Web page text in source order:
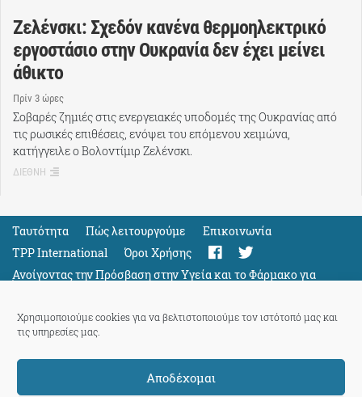
Χρησιμοποιούμε cookies για να βελτιστοποιούμε τον ιστότοπό μας και
τις υπηρεσίες μας.
Αποδέχομαι
Ζελένσκι: Σχεδόν κανένα θερμοηλεκτρικό
εργοστάσιο στην Ουκρανία δεν έχει μείνει
άθικτο
Πρίν 3 ώρες
Σοβαρές ζημιές στις ενεργειακές υποδομές της Ουκρανίας από
τις ρωσικές επιθέσεις, ενόψει του επόμενου χειμώνα,
κατήγγειλε ο Βολοντίμιρ Ζελένσκι.
ΔΙΕΘΝΗ
Ταυτότητα Πώς λειτουργούμε
Eπικοινωνία
TPP International
Όροι Χρήσης
Ανοίγοντας την Πρόσβαση στην Υγεία και το Φάρμακο για
Όλους
Support
ThePressProject